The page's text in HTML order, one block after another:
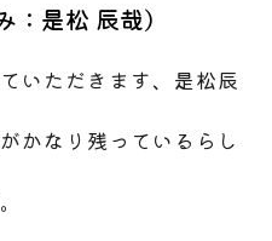
：是松 辰哉)
いただきます、是松辰
かなり残っているらし